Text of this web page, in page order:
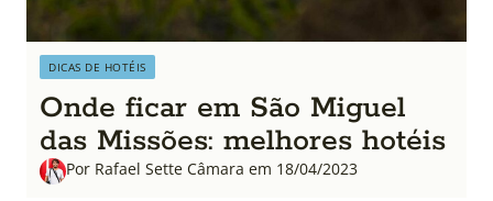
DICAS DE HOTÉIS
Onde ficar em São Miguel
das Missões: melhores hotéis
Por Rafael Sette Câmara em 18/04/2023